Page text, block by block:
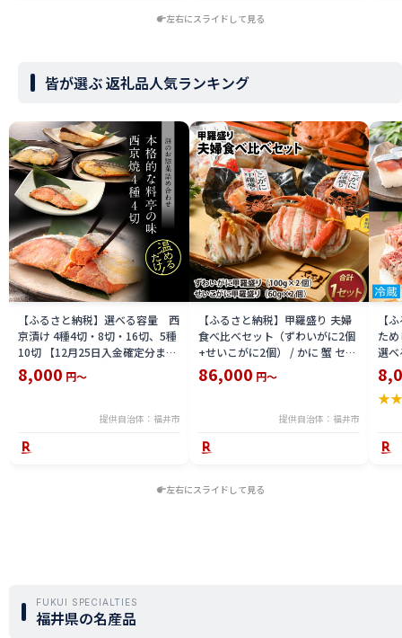
左右にスライドして見る
皆が選ぶ 返礼品人気ランキング
【ふるさと納税】選べる容量 西
京漬け 4種4切・8切・16切、5種
10切 【12月25日入金確定分まで
「年内発送」「年内配送」「年内
お届け」】/ レンジで温めるだけ
8,000 円～
提供自治体：福井市
【ふるさと納税】甲羅盛り 夫婦
食べ比べセット（ずわいがに2個
+せいこがに2個） / かに 蟹 セイ
コ ずわい ズワイ 内子 外子 国産
冷凍 冬 冬の味覚 珍味 グルメ 国
86,000 円～
提供自治体：福井市
【
た
選
鯖
用
テラ
★
左右にスライドして見る
FUKUI SPECIALTIES
福井県の名産品